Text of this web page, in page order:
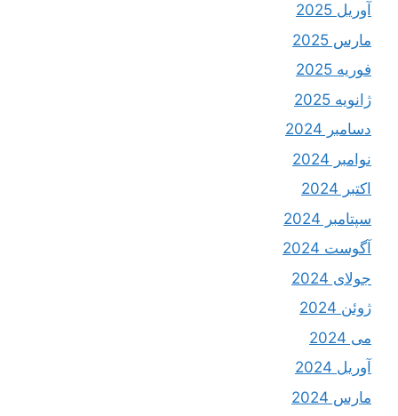
آوریل 2025
مارس 2025
فوریه 2025
ژانویه 2025
دسامبر 2024
نوامبر 2024
اکتبر 2024
سپتامبر 2024
آگوست 2024
جولای 2024
ژوئن 2024
می 2024
آوریل 2024
مارس 2024